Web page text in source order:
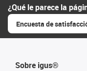
¿Qué le parece la
Encuesta de
Sobre igus®